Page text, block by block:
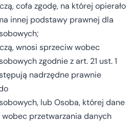
cofa zgodę, na której opierało
innej podstawy prawnej dla
wnosi sprzeciw wobec
zgodnie z art. 21 ust. 1
nadrzędne prawnie
lub Osoba, której dane
przetwarzania danych